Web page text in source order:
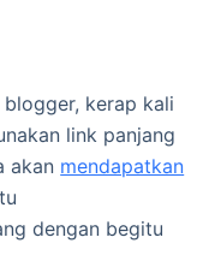
blogger, kerap kali
link panjang
akan mendapatkan
dengan begitu